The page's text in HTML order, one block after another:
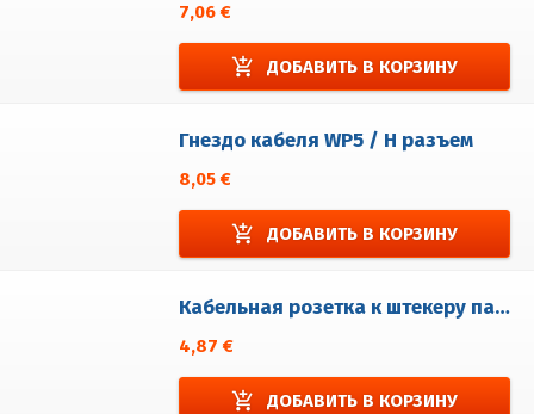
7,06 €
add_shopping_cart ДОБАВИТЬ В КОРЗИНУ
Гнездо кабеля WP5 / H разъем
8,05 €
add_shopping_cart ДОБАВИТЬ В КОРЗИНУ
Кабельная розетка к штекеру панели WP2/HEM
4,87 €
add_shopping_cart ДОБАВИТЬ В КОРЗИНУ